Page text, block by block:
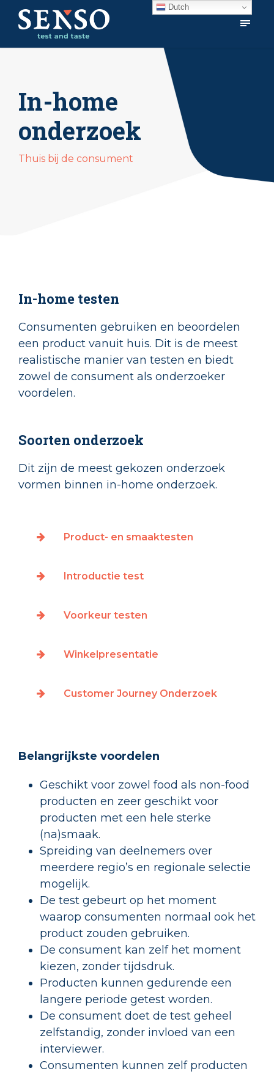
In-home
onderzoek
Thuis bij de consument
In-home testen
Consumenten gebruiken en beoordelen
een product vanuit huis. Dit is de meest
realistische manier van testen en biedt
zowel de consument als onderzoeker
voordelen.
Soorten onderzoek
Dit zijn de meest gekozen onderzoek
vormen binnen in-home onderzoek.
Product- en smaaktesten
Introductie test
Voorkeur testen
Winkelpresentatie
Customer Journey Onderzoek
Belangrijkste voordelen
Geschikt voor zowel food als non-food
producten en zeer geschikt voor
producten met een hele sterke
(na)smaak.
Spreiding van deelnemers over
meerdere regio’s en regionale selectie
mogelijk.
De test gebeurt op het moment
waarop consumenten normaal ook het
product zouden gebruiken.
De consument kan zelf het moment
kiezen, zonder tijdsdruk.
Producten kunnen gedurende een
langere periode getest worden.
De consument doet de test geheel
zelfstandig, zonder invloed van een
interviewer.
Consumenten kunnen zelf producten
Dutch